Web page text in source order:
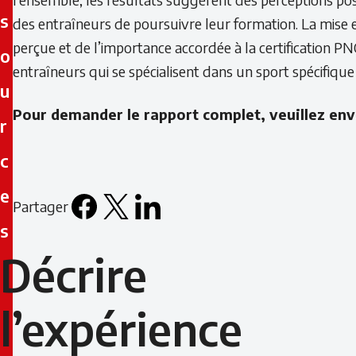
s
o
u
r
c
e
s
Décrire
l’expérience
des
Décrire
l’expérience
des entraîneurs de poursuivre leur formation. La
perçue et de l’importance accordée à la certification
entraîneurs qui se spécialisent dans un sport
Pour demander le rapport complet, veuillez
Partager
Facebook
X LinkedIn